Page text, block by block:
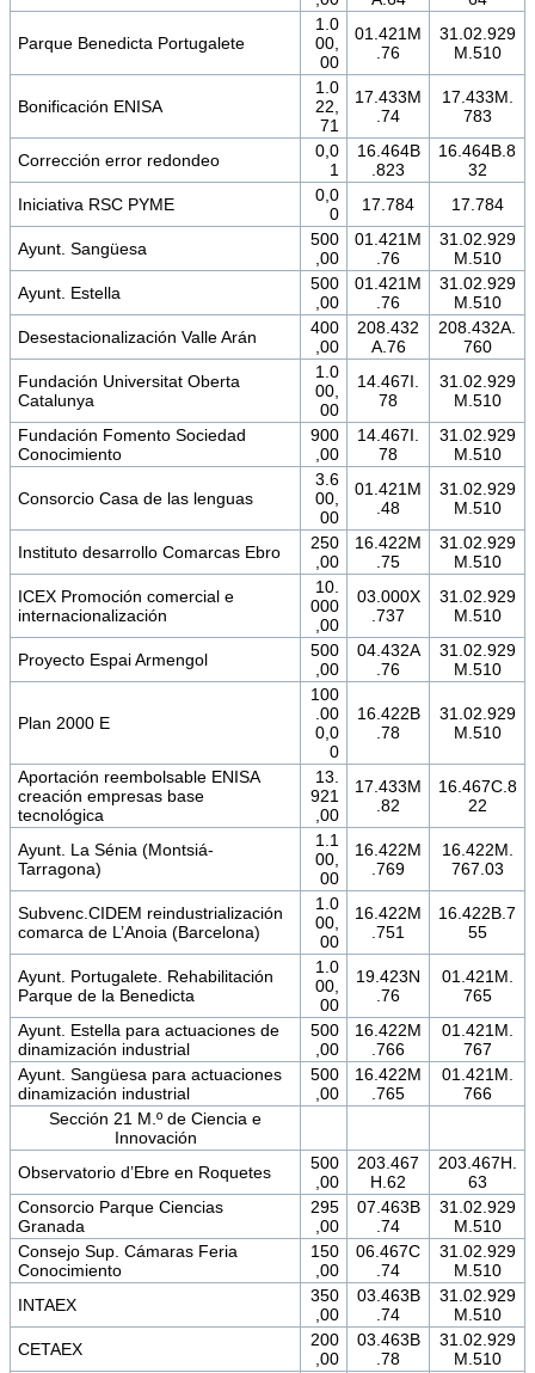
Parque Benedicta Portugalete
1.0
00,
00
01.421M
.76
31.02.929
M.510
Bonificación ENISA
1.0
22,
71
17.433M
.74
17.433M.
783
Corrección error redondeo
0,0
1
16.464B
.823
16.464B.8
32
Iniciativa RSC PYME
0,0
0
17.784 17.784
Ayunt. Sangüesa
500
,00
01.421M
.76
31.02.929
M.510
Ayunt. Estella
500
,00
01.421M
.76
31.02.929
M.510
Desestacionalización Valle Arán
400
,00
208.432
A.76
208.432A.
760
Fundación Universitat Oberta
Catalunya
1.0
00,
00
14.467I.
78
31.02.929
M.510
Fundación Fomento Sociedad
Conocimiento
900
,00
14.467I.
78
31.02.929
M.510
Consorcio Casa de las lenguas
3.6
00,
00
01.421M
.48
31.02.929
M.510
Instituto desarrollo Comarcas Ebro
250
,00
16.422M
.75
31.02.929
M.510
ICEX Promoción comercial e
internacionalización
10.
000
,00
03.000X
.737
31.02.929
M.510
Proyecto Espai Armengol
500
,00
04.432A
.76
31.02.929
M.510
Plan 2000 E
100
.00
0,0
0
16.422B
.78
31.02.929
M.510
Aportación reembolsable ENISA
creación empresas base
tecnológica
13.
921
,00
17.433M
.82
16.467C.8
22
Ayunt. La Sénia (Montsiá-
Tarragona)
1.1
00,
00
16.422M
.769
16.422M.
767.03
Subvenc.CIDEM reindustrialización
comarca de L’Anoia (Barcelona)
1.0
00,
00
16.422M
.751
16.422B.7
55
Ayunt. Portugalete. Rehabilitación
Parque de la Benedicta
1.0
00,
00
19.423N
.76
01.421M.
765
Ayunt. Estella para actuaciones de
dinamización industrial
500
,00
16.422M
.766
01.421M.
767
Ayunt. Sangüesa para actuaciones
dinamización industrial
500
,00
16.422M
.765
01.421M.
766
Sección 21 M.º de Ciencia e
Innovación
Observatorio d’Ebre en Roquetes
500
,00
203.467
H.62
203.467H.
63
Consorcio Parque Ciencias
Granada
295
,00
07.463B
.74
31.02.929
M.510
Consejo Sup. Cámaras Feria
Conocimiento
150
,00
06.467C
.74
31.02.929
M.510
INTAEX
350
,00
03.463B
.74
31.02.929
M.510
CETAEX
200
,00
03.463B
.78
31.02.929
M.510